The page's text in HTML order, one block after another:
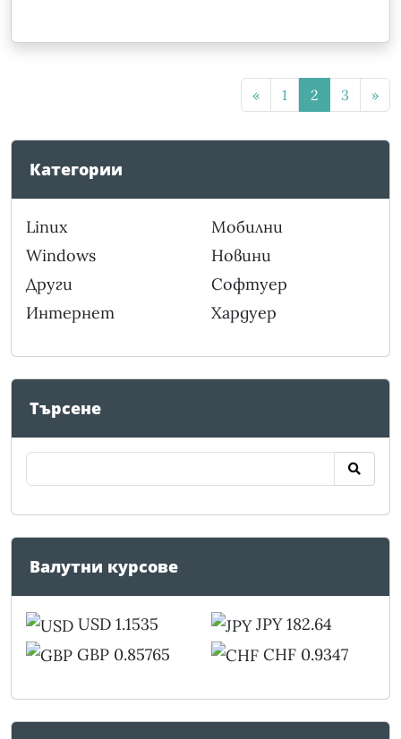
« 1 2 3 »
Категории
Linux
Windows
Други
Интернет
Мобилни
Новини
Софтуер
Хардуер
Търсене
Валутни курсове
USD 1.1535
GBP 0.85765
JPY 182.64
CHF 0.9347